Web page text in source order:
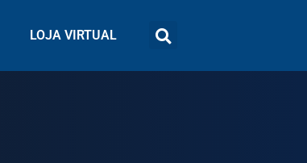
LOJA VIRTUAL